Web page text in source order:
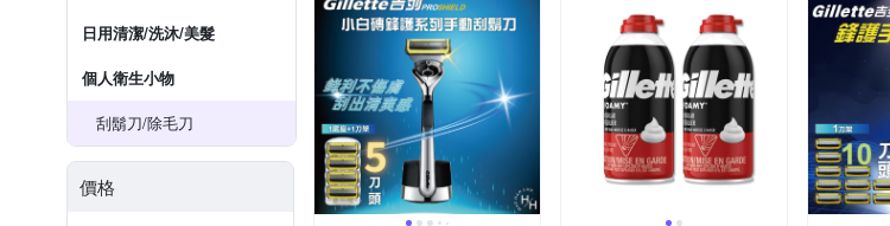
日用清潔/洗沐/美髮
個人衛生小物
刮鬍刀/除毛刀
價格